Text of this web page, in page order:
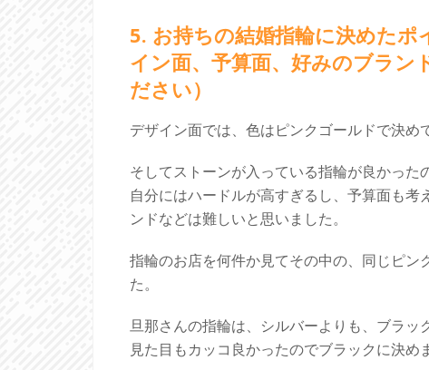
5. お持ちの結婚指輪に決めた
イン面、予算面、好みのブラン
ださい）
デザイン面では、色はピンクゴールドで決め
そしてストーンが入っている指輪が良かった
自分にはハードルが高すぎるし、予算面も
ンドなどは難しいと思いました。
指輪のお店を何件か見てその中の、同じピ
た。
旦那さんの指輪は、シルバーよりも、ブラ
見た目もカッコ良かったのでブラックに決め